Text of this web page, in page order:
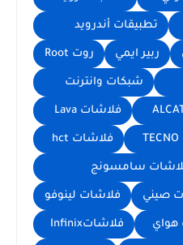
تطبيقات أندرويد
ربير ايمي روت Root
شبكات وانترنت
فلاشات Lava
فلاشات hct
سامسونج
صيني فلاشات لينوفو
هواي فلاشاتInfinix